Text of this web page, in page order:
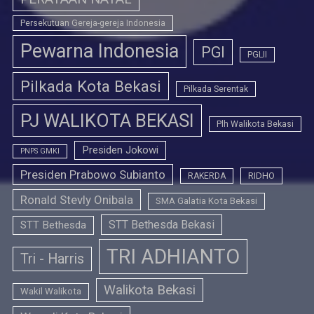
Persekutuan Gereja-gereja Indonesia
Pewarna Indonesia PGI PGLII
Pilkada Kota Bekasi Pilkada Serentak
PJ WALIKOTA BEKASI Plh Walikota Bekasi
PNPS GMKI Presiden Jokowi
Presiden Prabowo Subianto RAKERDA RIDHO
Ronald Stevly Onibala SMA Galatia Kota Bekasi
STT Bethesda STT Bethesda Bekasi
Tri - Harris TRI ADHIANTO
Wakil Walikota Walikota Bekasi